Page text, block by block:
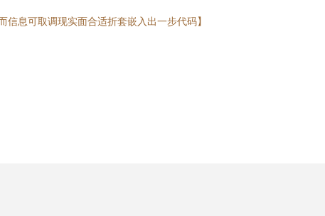
息可取调现实面合适折套嵌入出一步代码】